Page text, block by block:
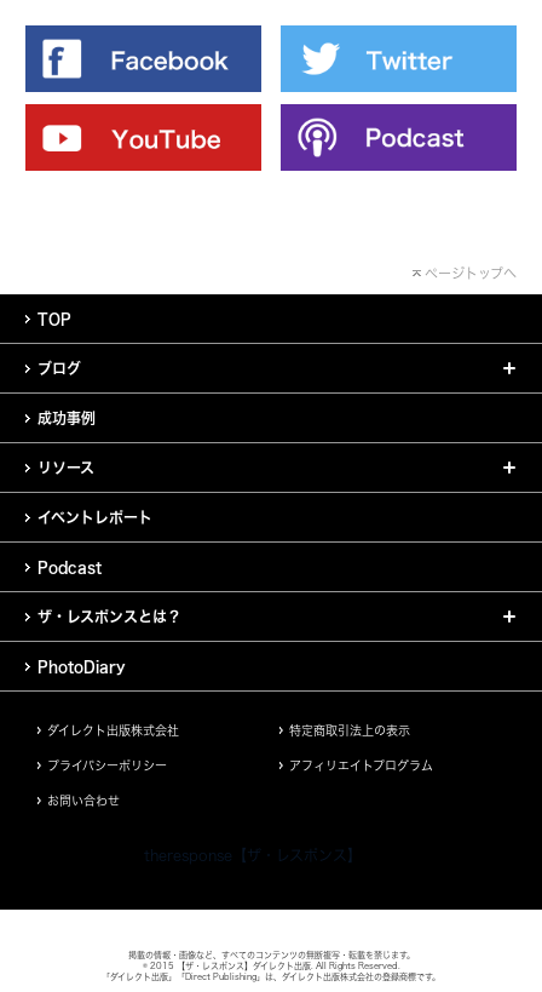
ページトップへ
TOP
ブログ
成功事例
リソース
イベントレポート
Podcast
ザ・レスポンスとは？
PhotoDiary
ダイレクト出版株式会社 特定商取引法上の表示
プライバシーポリシー アフィリエイトプログラム
お問い合わせ
theresponse【ザ・レスポンス】
掲載の情報・画像など、すべてのコンテンツの無断複写・転載を禁じます。
© 2015 【ザ・レスポンス】ダイレクト出版. All Rights Reserved.
「ダイレクト出版」「Direct Publishing」は、ダイレクト出版株式会社の登録商標です。